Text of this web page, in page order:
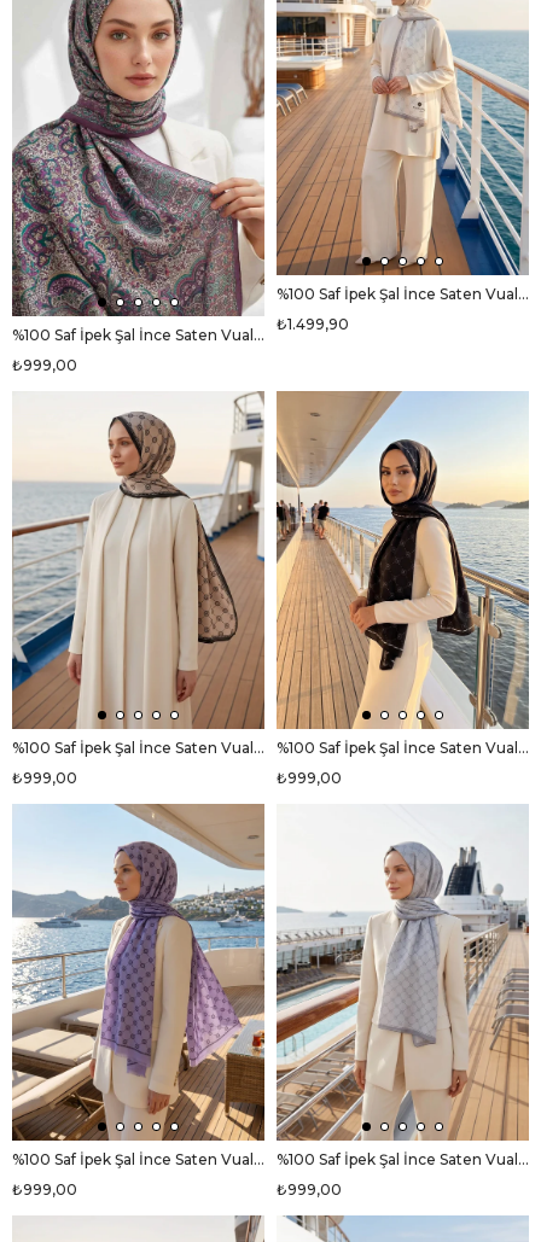
%100 Saf İpek Şal İnce Saten Vual Dokuma Etnik Desenli Mürdüm - Petrol Yeşili Renkli 90x210 Şal
₺999,00
%100 Saf İpek Şal İnce Saten Vual Dokuma V Logo Desenli Bej Renkli 90x210 Şal
₺1.499,90
%100 Saf İpek Şal İnce Saten Vual Dokuma V Logo Desenli Siyah - Vizon Renkli 90x210 Şal
₺999,00
%100 Saf İpek Şal İnce Saten Vual Dokuma V Logo Desenli Siyah - Gri Renkli 90x210 Şal
₺999,00
%100 Saf İpek Şal İnce Saten Vual Dokuma V Logo Desenli Lila Renkli 90x210 Şal
₺999,00
%100 Saf İpek Şal İnce Saten Vual Dokuma V Logo Desenli Gri Renkli 90x210 Şal
₺999,00